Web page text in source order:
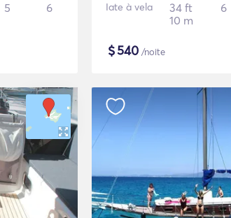
5 6 Iate à vela
34 ft
10 m
6
$540 /noite